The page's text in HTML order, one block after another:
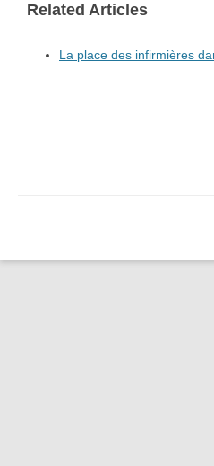
Related Articles
La place des infirmières